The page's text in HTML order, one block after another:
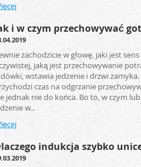
i w czym przechowywać
zachodzicie w głowę, jaki jest
jaką jest przechowywanie
wstawia jedzenie i drzwi
czas na odgrzanie
jednak nie do końca. Bo to, w czym
w...
indukcja szybko